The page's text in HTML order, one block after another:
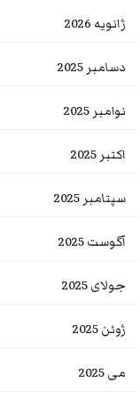
ژانویه 2026
دسامبر 2025
نوامبر 2025
اکتبر 2025
سپتامبر 2025
آگوست 2025
جولای 2025
ژوئن 2025
می 2025